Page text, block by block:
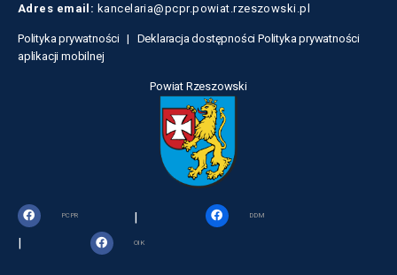
Adres email: kancelaria@pcpr.powiat.rzeszowski.pl
Polityka prywatności | Deklaracja dostępności Polityka prywatności
aplikacji mobilnej
Powiat Rzeszowski
PCPR | DDM
| OIK